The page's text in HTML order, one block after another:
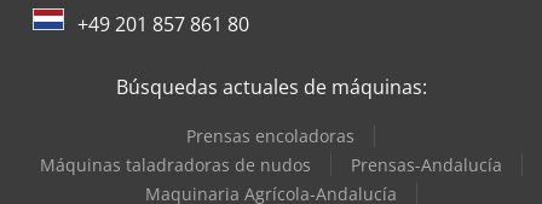
+49 201 857 861 80
Búsquedas actuales de máquinas:
Prensas encoladoras
Máquinas taladradoras de nudos
Prensas-Andalucía
Maquinaria Agrícola-Andalucía